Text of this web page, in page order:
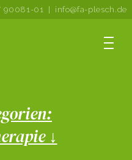
90081-01 info@fa-plesch.de
↓